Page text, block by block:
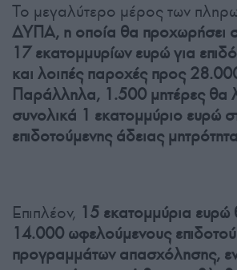
Το μεγαλύτερο μέρος των
ΔΥΠΑ, η οποία θα προχωρήσει
17 εκατομμυρίων ευρώ για
και λοιπές παροχές προς
Παράλληλα, 1.500 μητέρες θα
συνολικά 1 εκατομμύριο ευρώ
επιδοτούμενης άδειας
Επιπλέον, 15 εκατομμύρια ευρώ
14.000 ωφελούμενους
προγραμμάτων απασχόλησης,